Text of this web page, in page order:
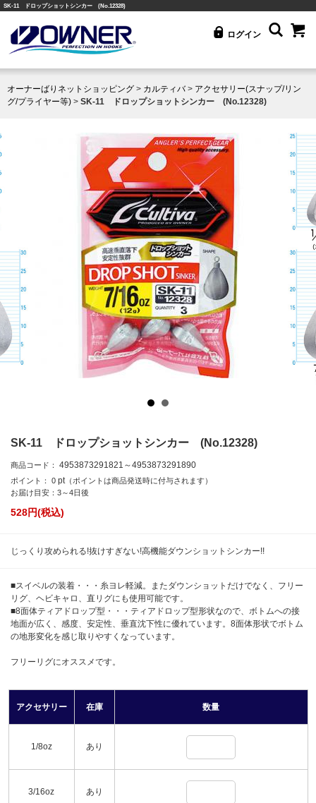
SK-11 ドロップショットシンカー (No.12328)
ログイン
オーナーばりネットショッピング > カルティバ> アクセサリー(スナップ/リン
グ/プライヤー等) > SK-11 ドロップショットシンカー (No.12328)
SK-11 ドロップショットシンカー (No.12328)
商品コード： 4953873291821～4953873291890
ポイント： 0 pt （ポイントは商品発送時に付与されます）
お届け目安：3～4日後
528円(税込)
じっくり攻められる!抜けすぎない!高機能ダウンショットシンカー!!
■スイベルの装着・・・糸ヨレ軽減。またダウンショットだけでなく、フリー
リグ、ヘビキャロ、直リグにも使用可能です。
■8面体ティアドロップ型・・・ティアドロップ型形状なので、ボトムへの接
地面が広く、感度、安定性、垂直沈下性に優れています。8面体形状でボトム
の地形変化を感じ取りやすくなっています。
フリーリグにオススメです。
アクセサリー 在庫 数量
1/8oz あり
3/16oz あり